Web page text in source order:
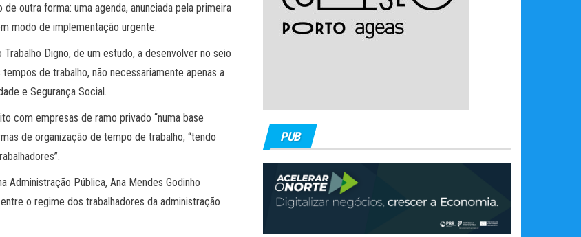
outra forma: uma agenda, anunciada pela primeira
modo de implementação urgente.
Digno, de um estudo, a desenvolver no seio
de trabalho, não necessariamente apenas a
e Segurança Social.
com empresas de ramo privado “numa base
de organização de tempo de trabalho, “tendo
Administração Pública, Ana Mendes Godinho
o regime dos trabalhadores da administração
PUB